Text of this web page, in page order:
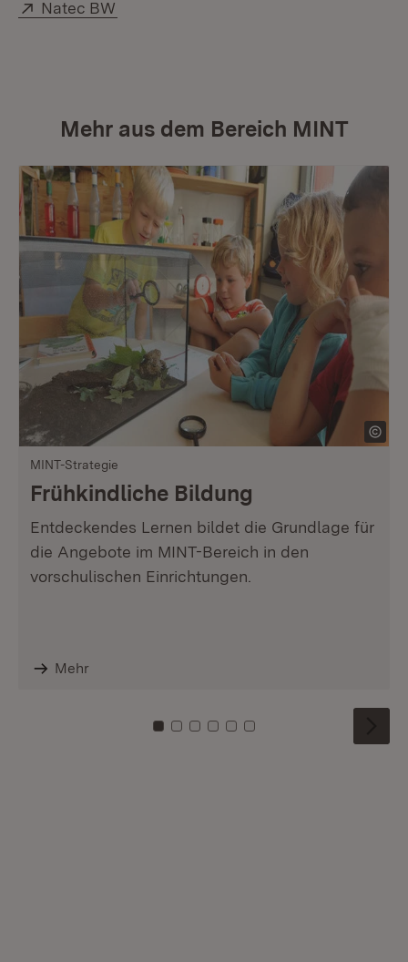
Extern:
Natec BW
Mehr aus dem Bereich MINT
MINT-Strategie
Frühkindliche Bildung
Entdeckendes Lernen bildet die Grundlage für
die Angebote im MINT-Bereich in den
vorschulischen Einrichtungen.
Mehr
Zu Kachel: 0
Zu Kachel: 1
Zu Kachel: 2
Zu Kachel: 3
Zu Kachel: 4
Zu Kachel: 5